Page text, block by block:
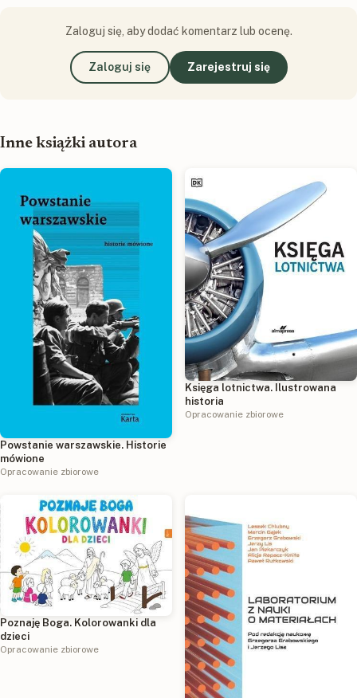
Zaloguj się, aby dodać komentarz lub ocenę.
Zaloguj się Zarejestruj się
Inne książki autora
Powstanie warszawskie. Historie
mówione
Opracowanie zbiorowe
Księga lotnictwa. Ilustrowana
historia
Opracowanie zbiorowe
Poznaję Boga. Kolorowanki dla
dzieci
Opracowanie zbiorowe